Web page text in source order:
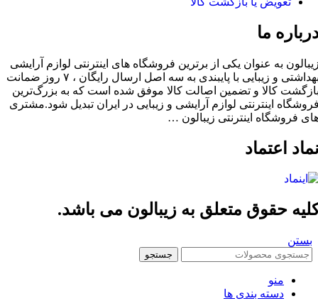
ما
به عنوان یکی از برترین فروشگاه های اینترنتی لوازم آرایشی
بهداشتی و زیبایی با پایبندی به سه اصل ارسال رایگان ، ۷ روز ضمانت
کالا و تضمین اصالت کالا موفق شده است که به بزرگ‌ترین
اینترنتی لوازم آرایشی و زیبایی در ایران تبدیل شود.مشتری
اینترنتی زیبالون …
متعلق به زیبالون می باشد.
دسته بندی ها